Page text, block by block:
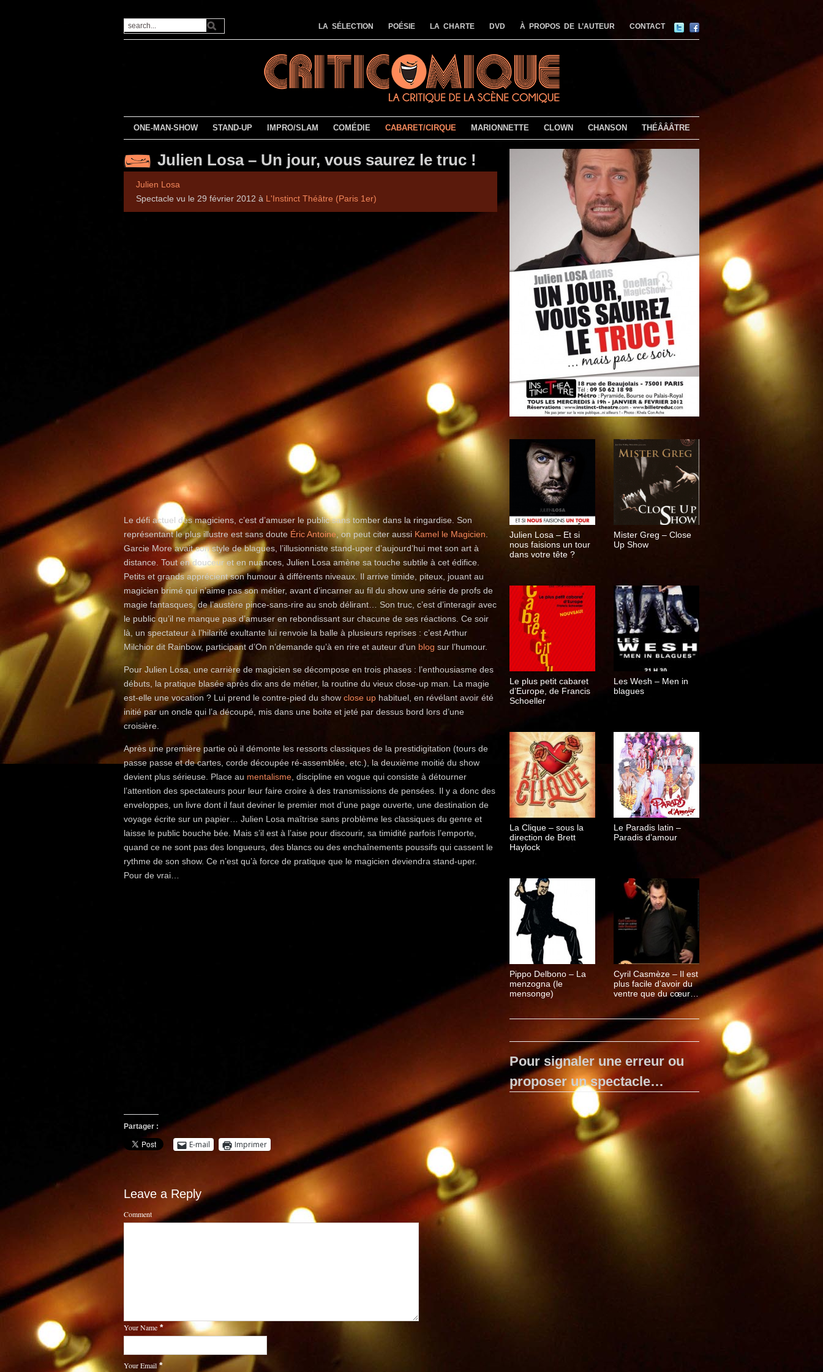
LA SÉLECTION POÉSIE LA CHARTE DVD À PROPOS DE L’AUTEUR CONTACT
ONE-MAN-SHOW STAND-UP IMPRO/SLAM COMÉDIE CABARET/CIRQUE MARIONNETTE CLOWN CHANSON THÉÂÂÂTRE
Julien Losa – Un jour, vous saurez le truc !
Julien Losa
Spectacle vu le 29 février 2012 à L'Instinct Théâtre (Paris 1er)
Le défi actuel des magiciens, c’est d’amuser le public sans tomber dans la ringardise. Son
représentant le plus illustre est sans doute Éric Antoine, on peut citer aussi Kamel le Magicien.
Garcie More avait son style de blagues, l’illusionniste stand-uper d’aujourd’hui met son art à
distance. Tout en douceur et en nuances, Julien Losa amène sa touche subtile à cet édifice.
Petits et grands apprécient son humour à différents niveaux. Il arrive timide, piteux, jouant au
magicien brimé qui n’aime pas son métier, avant d’incarner au fil du show une série de profs de
magie fantasques, de l’austère pince-sans-rire au snob délirant… Son truc, c’est d’interagir avec
le public qu’il ne manque pas d’amuser en rebondissant sur chacune de ses réactions. Ce soir
là, un spectateur à l’hilarité exultante lui renvoie la balle à plusieurs reprises : c’est Arthur
Milchior dit Rainbow, participant d’On n’demande qu’à en rire et auteur d’un blog sur l’humour.
Pour Julien Losa, une carrière de magicien se décompose en trois phases : l’enthousiasme des
débuts, la pratique blasée après dix ans de métier, la routine du vieux close-up man. La magie
est-elle une vocation ? Lui prend le contre-pied du show close up habituel, en révélant avoir été
initié par un oncle qui l’a découpé, mis dans une boite et jeté par dessus bord lors d’une
croisière.
Après une première partie où il démonte les ressorts classiques de la prestidigitation (tours de
passe passe et de cartes, corde découpée ré-assemblée, etc.), la deuxième moitié du show
devient plus sérieuse. Place au mentalisme, discipline en vogue qui consiste à détourner
l’attention des spectateurs pour leur faire croire à des transmissions de pensées. Il y a donc des
enveloppes, un livre dont il faut deviner le premier mot d’une page ouverte, une destination de
voyage écrite sur un papier… Julien Losa maîtrise sans problème les classiques du genre et
laisse le public bouche bée. Mais s’il est à l’aise pour discourir, sa timidité parfois l’emporte,
quand ce ne sont pas des longueurs, des blancs ou des enchaînements poussifs qui cassent le
rythme de son show. Ce n’est qu’à force de pratique que le magicien deviendra stand-uper.
Pour de vrai…
Partager :
E-mail Imprimer
Leave a Reply
Comment
Your Name *
Your Email *
Julien Losa – Et si
nous faisions un tour
dans votre tête ?
Mister Greg – Close
Up Show
Le plus petit cabaret
d’Europe, de Francis
Schoeller
Les Wesh – Men in
blagues
La Clique – sous la
direction de Brett
Haylock
Le Paradis latin –
Paradis d’amour
Pippo Delbono – La
menzogna (le
mensonge)
Cyril Casmèze – Il est
plus facile d’avoir du
ventre que du cœur…
Et vice-versa
Pour signaler une erreur ou
proposer un spectacle…